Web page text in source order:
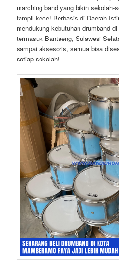
marching band yang bikin sekolah-
tampil kece! Berbasis di Daerah
mendukung kebutuhan drumband
termasuk Bantaeng, Sulawesi
sampai aksesoris, semua bisa
setiap sekolah!